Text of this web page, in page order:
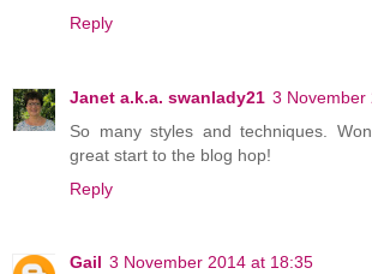
Reply
Janet a.k.a. swanlady21 3 November
So many styles and techniques.
great start to the blog hop!
Reply
Gail 3 November 2014 at 18:35